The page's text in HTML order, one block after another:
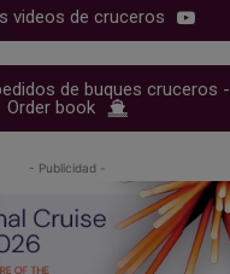
videos de cruceros
de buques cruceros -
Order book
- Publicidad -